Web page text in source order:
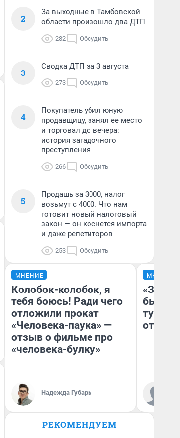
2
За выходные в Тамбовской
области произошло два ДТП
282 Обсудить
3
Сводка ДТП за 3 августа
273 Обсудить
4
Покупатель убил юную
продавщицу, занял ее место
и торговал до вечера:
история загадочного
преступления
266 Обсудить
5
Продашь за 3000, налог
возьмут с 4000. Что нам
готовит новый налоговый
закон — он коснется импорта
и даже репетиторов
253 Обсудить
МНЕНИЕ
Колобок-колобок, я
тебя боюсь! Ради чего
отложили прокат
«Человека-паука» —
отзыв о фильме про
«человека-булку»
Надежда Губарь
МНЕНИЕ
«За
были
РЕКОМЕНДУЕМ